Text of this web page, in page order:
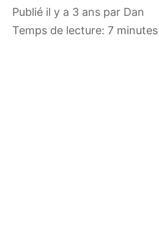
publié il y a 3 ans par Dan
Temps de lecture: 7 minutes